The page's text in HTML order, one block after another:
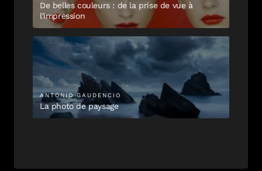
De belles couleurs : de la prise de vue à
l'impression
ANTONIO GAUDENCIO
La photo de paysage